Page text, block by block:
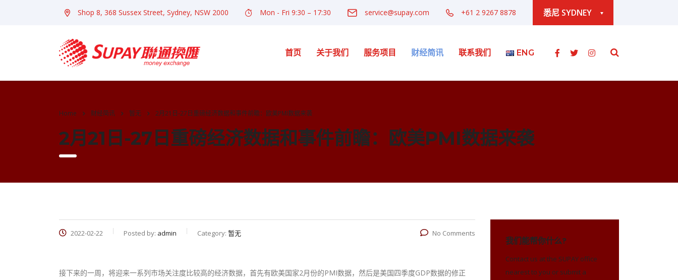
悉尼 SYDNEY
Shop 8, 368 Sussex Street, Sydney, NSW 2000 Mon - Fri 9:30 – 17:30 service@supay.com +61 2 9267 8878
首页 关于我们 服务项目 财经简讯 联系我们 ENG
Home 财经简讯 暂无 2月21日-27日重磅经济数据和事件前瞻：欧美PMI数据来袭
2月21日-27日重磅经济数据和事件前瞻：欧美PMI数据来袭
2022-02-22 Posted by: admin Category: 暂无 No Comments
接下来的一周，将迎来一系列市场关注度比较高的经济数据，首先有欧美国家2月份的PMI数据，然后是美国四季度GDP数据的修正
我们能帮你什么?
Contact us at the SUPAY office
nearest to you or submit a